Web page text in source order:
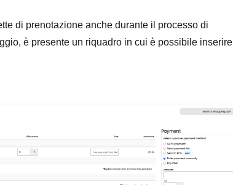
di prenotazione anche durante il processo di
è presente un riquadro in cui è possibile inserire